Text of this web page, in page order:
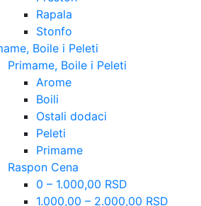
Rapala
Stonfo
Boile i Peleti
Primame, Boile i Peleti
Arome
Boili
Ostali dodaci
Peleti
Primame
Raspon Cena
0 – 1.000,00 RSD
1.000,00 – 2.000,00 RSD